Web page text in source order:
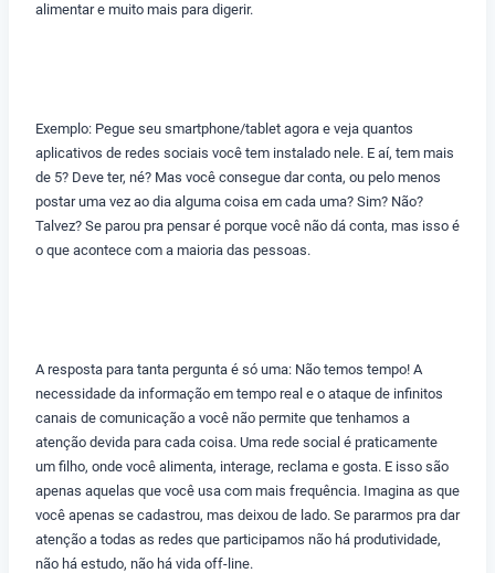
alimentar e muito mais para digerir.
Exemplo: Pegue seu smartphone/tablet agora e veja quantos
aplicativos de redes sociais você tem instalado nele. E aí, tem mais
de 5? Deve ter, né? Mas você consegue dar conta, ou pelo menos
postar uma vez ao dia alguma coisa em cada uma? Sim? Não?
Talvez? Se parou pra pensar é porque você não dá conta, mas isso é
o que acontece com a maioria das pessoas.
A resposta para tanta pergunta é só uma: Não temos tempo! A
necessidade da informação em tempo real e o ataque de infinitos
canais de comunicação a você não permite que tenhamos a
atenção devida para cada coisa. Uma rede social é praticamente
um filho, onde você alimenta, interage, reclama e gosta. E isso são
apenas aquelas que você usa com mais frequência. Imagina as que
você apenas se cadastrou, mas deixou de lado. Se pararmos pra dar
atenção a todas as redes que participamos não há produtividade,
não há estudo, não há vida off-line.